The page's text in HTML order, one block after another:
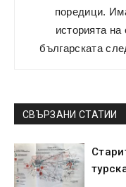
поредици.
историята
българската
СВЪРЗАНИ СТАТИИ